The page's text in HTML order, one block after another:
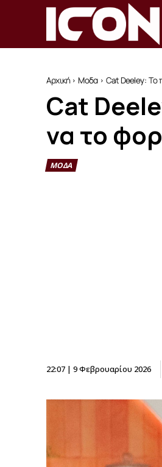
Αρχική Μοδα Cat Deeley: Το
Cat
να το
ΜΟΔΑ
22:07 | 9 Φεβρουαρίου 2026